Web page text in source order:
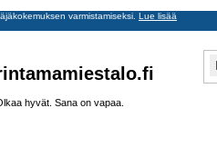
varmistamiseksi. Lue lisää
hyvät. Sana on vapaa.